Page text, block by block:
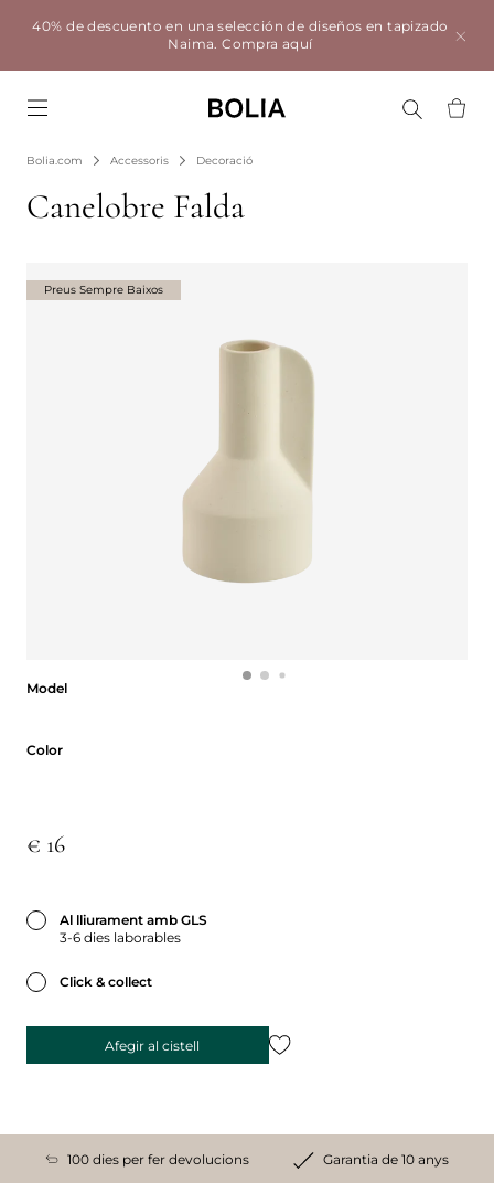
40% de descuento en una selección de diseños en tapizado
Naima.Compra aquí
Bolia.com Accessoris Decoració
Canelobre Falda
Model
Color
€ 16
Al lliurament amb GLS
3-6 dies laborables
Click & collect
Afegir al cistell
Preus Sempre Baixos
100 dies per fer devolucions Garantia de 10 anys